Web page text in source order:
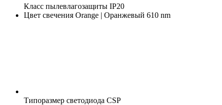
Класс пылевлагозащиты IP20
Цвет свечения Orange | Оранжевый 610 nm
Типоразмер светодиода CSP